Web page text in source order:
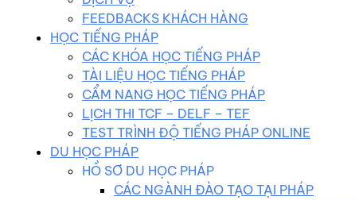
FEEDBACKS KHÁCH HÀNG
HỌC TIẾNG PHÁP
CÁC KHÓA HỌC TIẾNG PHÁP
TÀI LIỆU HỌC TIẾNG PHÁP
CẨM NANG HỌC TIẾNG PHÁP
LỊCH THI TCF – DELF – TEF
TEST TRÌNH ĐỘ TIẾNG PHÁP ONLINE
DU HỌC PHÁP
HỒ SƠ DU HỌC PHÁP
CÁC NGÀNH ĐÀO TẠO TẠI PHÁP